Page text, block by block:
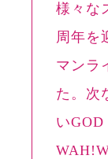
様々な
周年を
マンラ
た。次
い